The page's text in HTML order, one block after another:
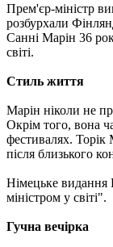
Прем'єр-міністр
розбурхали
Санні Марін 36
світі.
Стиль життя
Марін ніколи не
Окрім того, вона
фестивалях. Торік
після близького
Німецьке
міністром у світі".
Гучна вечірка